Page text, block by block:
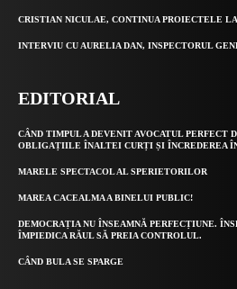
CRISTIAN NICULAE, CONTINUA PROIECTELE
INTERVIU CU AURELIA DAN, INSPECTORUL
EDITORIAL
CÂND TIMPUL A DEVENIT AVOCATUL PERFECT
OBLIGAȚIILE ÎNALTEI CURȚI ȘI ÎNCREDEREA
MARELE SPECTACOL AL SPERIETORILOR
MAREA CACEALMA A BINELUI PUBLIC!
DEMOCRAȚIA NU ÎNSEAMNĂ PERFECȚIUNE.
ÎMPIEDICA RĂUL SĂ PREIA CONTROLUL.
CÂND BULA SE SPARGE